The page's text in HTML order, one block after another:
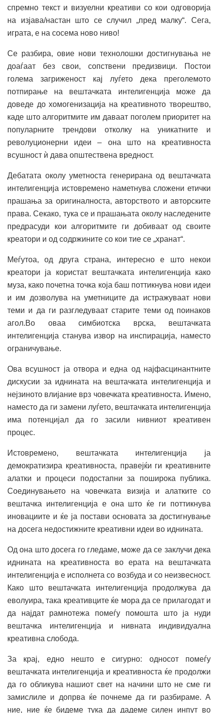
спремно текст и визуелни креативи со кои одговорија
на изјава/настан што се случил „пред малку“. Сега,
играта, е на сосема ново ниво!
Се разбира, овие нови технолошки достигнувања не
доаѓаат без свои, сопствени предизвици. Постои
голема загриженост кај луѓето дека преголемото
потпирање на вештачката интелигенција може да
доведе до хомогенизација на креативното творештво,
каде што алгоритмите им даваат поголем приоритет на
популарните трендови отколку на уникатните и
револуционерни идеи – она што на креативноста
всушност ѝ дава општествена вредност.
Дебатата околу уметноста генерирана од вештачката
интелигенција истовремено наметнува сложени етички
прашања за оригиналноста, авторството и авторските
права. Секако, тука се и прашањата околу наследените
предрасуди кои алгоритмите ги добиваат од своите
креатори и од содржините со кои тие се „хранат“.
Меѓутоа, од друга страна, интересно е што некои
креатори ја користат вештачката интелигенција како
муза, како почетна точка која баш поттикнува нови идеи
и им дозволува на уметниците да истражуваат нови
теми и да ги разгледуваат старите теми од поинаков
агол.Во оваа симбиотска врска, вештачката
интелигенција станува извор на инспирација, наместо
ограничување.
Ова всушност ја отвора и една од најфасцинантните
дискусии за иднината на вештачката интелигенција и
нејзиното влијание врз човечката креативноста. Имено,
наместо да ги замени луѓето, вештачката интелигенција
има потенцијал да го засили нивниот креативен
процес.
Истовремено, вештачката интелигенција ја
демократизира креативноста, правејќи ги креативните
алатки и процеси подостапни за поширока публика.
Соединувањето на човечката визија и алатките со
вештачка интелигенција е она што ќе ги поттикнува
иновациите и ќе ја постави основата за достигнување
на досега недостижните креативни идеи во иднината.
Од она што досега го гледаме, може да се заклучи дека
иднината на креативноста во ерата на вештачката
интелигенција е исполнета со возбуда и со неизвесност.
Како што вештачката интелигенција продолжува да
еволуира, така креативците ќе мора да се прилагодат и
да најдат рамнотежа помеѓу помошта што ја нуди
вештачка интелигенција и нивната индивидуална
креативна слобода.
За крај, едно нешто е сигурно: односот помеѓу
вештачката интелигенција и креативноста ќе продолжи
да го обликува нашиот свет на начини што не сме ги
замислиле и допрва ќе почнеме да ги разбираме. А
ние, ние ќе бидеме тука да дадеме силен инпут во